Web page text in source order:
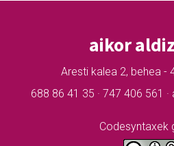
aikor
Aresti kalea 2, behea -
688 86 41 35 · 747 406 561
Codesyntaxek